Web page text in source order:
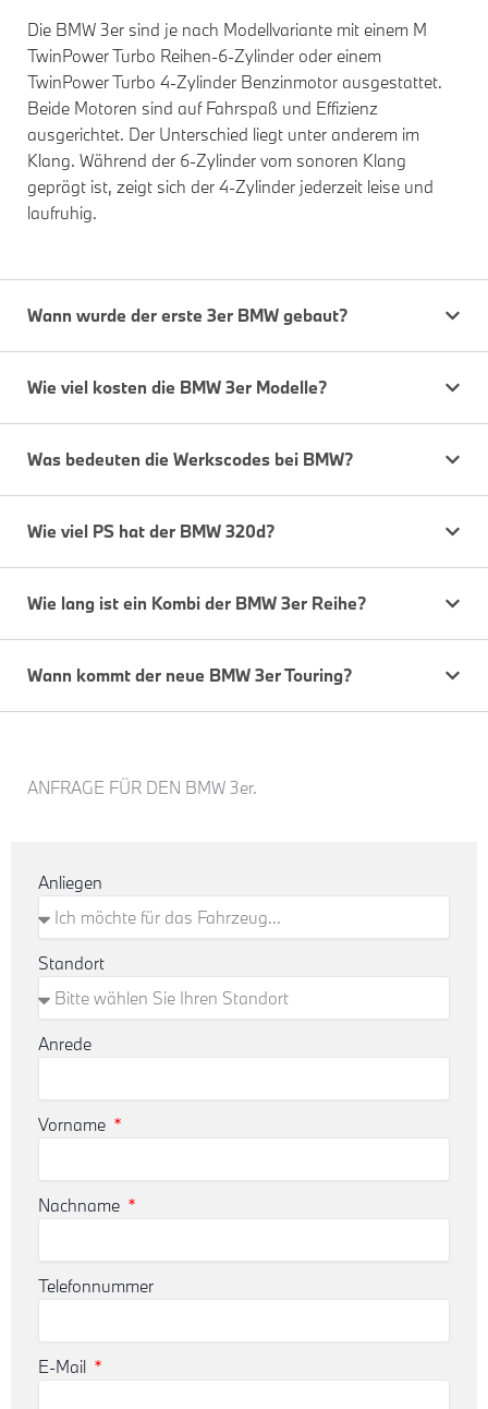
Die BMW 3er sind je nach Modellvariante mit einem M
TwinPower Turbo Reihen-6-Zylinder oder einem
TwinPower Turbo 4-Zylinder Benzinmotor ausgestattet.
Beide Motoren sind auf Fahrspaß und Effizienz
ausgerichtet. Der Unterschied liegt unter anderem im
Klang. Während der 6-Zylinder vom sonoren Klang
geprägt ist, zeigt sich der 4-Zylinder jederzeit leise und
laufruhig.
Wann wurde der erste 3er BMW gebaut?
Wie viel kosten die BMW 3er Modelle?
Was bedeuten die Werkscodes bei BMW?
Wie viel PS hat der BMW 320d?
Wie lang ist ein Kombi der BMW 3er Reihe?
Wann kommt der neue BMW 3er Touring?
ANFRAGE FÜR DEN BMW 3er.
Anliegen
Standort
Anrede
Vorname
Nachname
Telefonnummer
E-Mail